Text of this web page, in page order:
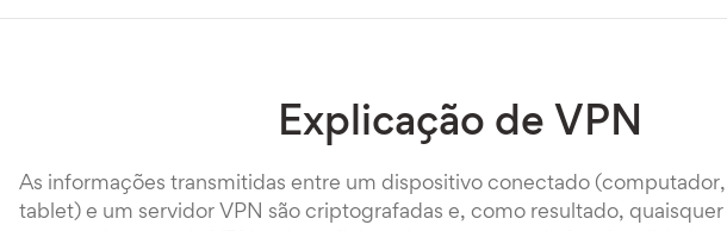
Explicação de VPN
As informações transmitidas entre um dispositivo conectado
tablet) e um servidor VPN são criptografadas e, como resultado,